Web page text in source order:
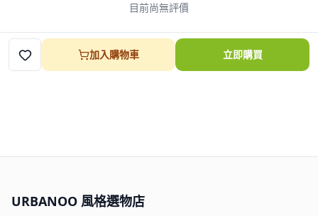
目前尚無評價
加入購物車 立即購買
URBANOO 風格選物店